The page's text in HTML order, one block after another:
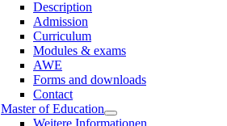
Description
Admission
Curriculum
Modules & exams
AWE
Forms and downloads
Contact
Master of Education
Weitere Informationen